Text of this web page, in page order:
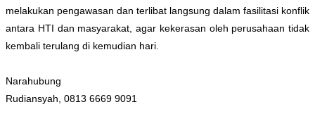
melakukan pengawasan dan terlibat langsung dalam fasilitasi konflik
antara HTI dan masyarakat, agar kekerasan oleh perusahaan tidak
kembali terulang di kemudian hari.
Narahubung
Rudiansyah, 0813 6669 9091